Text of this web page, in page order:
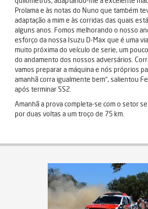
Prolama e às notas do Nuno que também
adaptação a mim e às corridas das quais
alguns anos. Fomos melhorando o nosso
esforço da nossa Isuzu D-Max que é uma
muito próxima do veículo de serie, um
do andamento dos nossos adversários.
vamos preparar a máquina e nós próprios
amanhã corra igualmente bem”, salientou
após terminar SS2.
Amanhã a prova completa-se com o setor
por duas voltas a um troço de 75 km.